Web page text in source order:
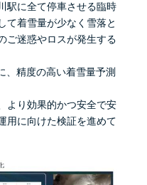
駅に全て停車させる臨時
て着雪量が少なく雪落と
ご迷惑やロスが発生する
精度の高い着雪量予測
より効果的かつ安全で安
用に向けた検証を進めて